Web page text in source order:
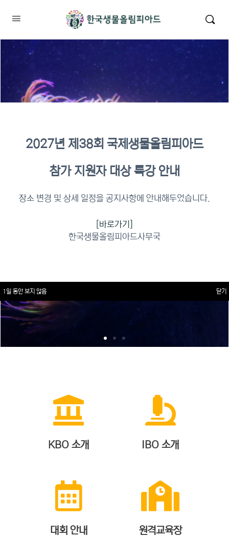
이수증명서 확인 바로가기
KBO 소개 IBO 소개
대회 안내 원격교육장
2027년 제38회 국제생물올림피아드
참가 지원자 대상 특강 안내
장소 변경 및 상세 일정을 공지사항에 안내해두었습니다.
[바로가기]
한국생물올림피아드사무국
1일 동안 보지 않음 닫기